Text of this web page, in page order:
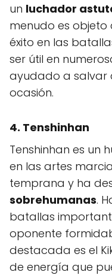
un luchador
menudo es
éxito en las
ser útil en
ayudado a salvar
ocasión.
4. Tenshinhan
Tenshinhan es un
en las artes
temprana y ha
sobrehumanas.
batallas
oponente
destacada es el
de energía que